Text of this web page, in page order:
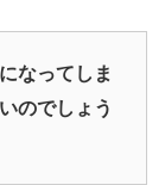
なってしま
のでしょう